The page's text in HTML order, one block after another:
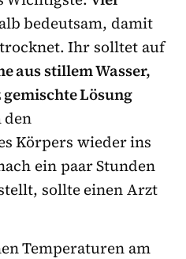
bedeutsam, damit
Ihr solltet auf
aus stillem Wasser,
Lösung
den
Körpers wieder ins
ein paar Stunden
sollte einen Arzt
Temperaturen am